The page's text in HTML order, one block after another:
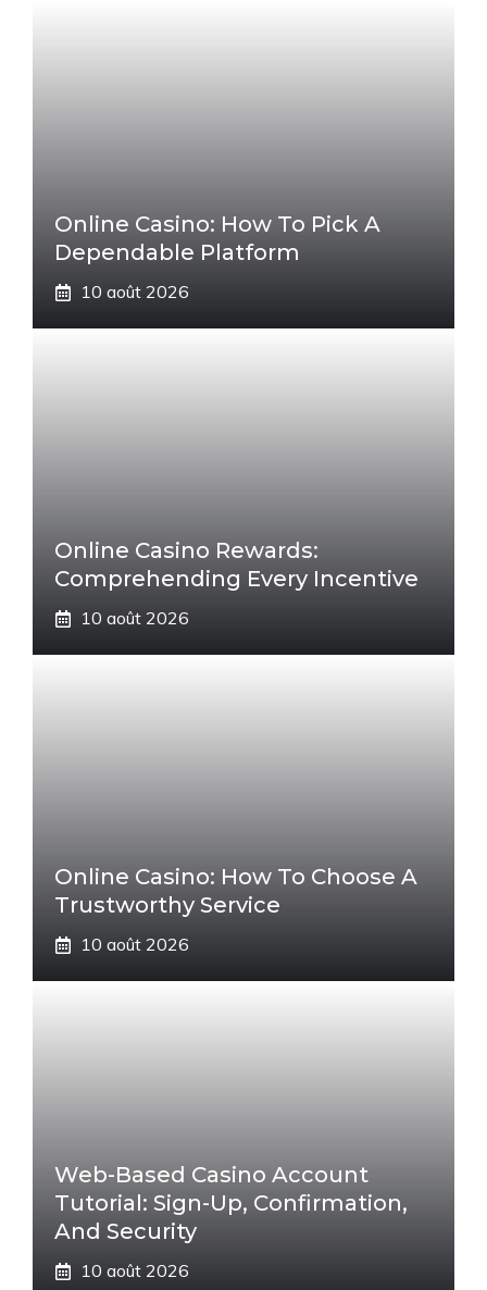
Online Casino: How To Pick A
Dependable Platform
10 août 2026
Online Casino Rewards:
Comprehending Every Incentive
10 août 2026
Online Casino: How To Choose A
Trustworthy Service
10 août 2026
Web-Based Casino Account
Tutorial: Sign-Up, Confirmation,
And Security
10 août 2026